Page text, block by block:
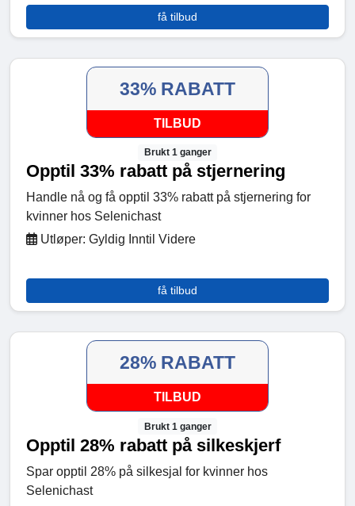
få tilbud
33% RABATT
TILBUD
Brukt 1 ganger
Opptil 33% rabatt på stjernering
Handle nå og få opptil 33% rabatt på stjernering for
kvinner hos Selenichast
Utløper: Gyldig Inntil Videre
få tilbud
28% RABATT
TILBUD
Brukt 1 ganger
Opptil 28% rabatt på silkeskjerf
Spar opptil 28% på silkesjal for kvinner hos
Selenichast